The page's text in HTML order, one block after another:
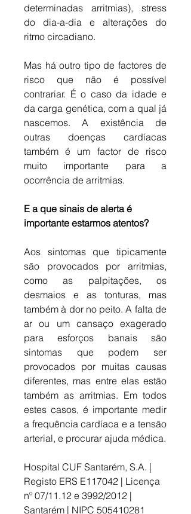
determinadas arritmias), stress
do dia-a-dia e alterações do
ritmo circadiano.
Mas há outro tipo de factores de
risco que não é possível
contrariar. É o caso da idade e
da carga genética, com a qual já
nascemos. A existência de
outras doenças cardíacas
também é um factor de risco
muito importante para a
ocorrência de arritmias.
E a que sinais de alerta é
importante estarmos atentos?
Aos sintomas que tipicamente
são provocados por arritmias,
como as palpitações, os
desmaios e as tonturas, mas
também à dor no peito. A falta de
ar ou um cansaço exagerado
para esforços banais são
sintomas que podem ser
provocados por muitas causas
diferentes, mas entre elas estão
também as arritmias. Em todos
estes casos, é importante medir
a frequência cardíaca e a tensão
arterial, e procurar ajuda médica.
Hospital CUF Santarém, S.A. |
Registo ERS E117042 | Licença
nº 07/11.12 e 3992/2012 |
Santarém | NIPC 505410281